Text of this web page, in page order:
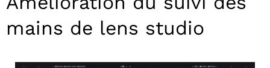
mains de lens studio